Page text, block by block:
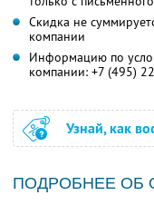
Скидка не
компании
Информацию по
компании: +7 (495)
Узнай, как
ПОДРОБНЕЕ ОБ